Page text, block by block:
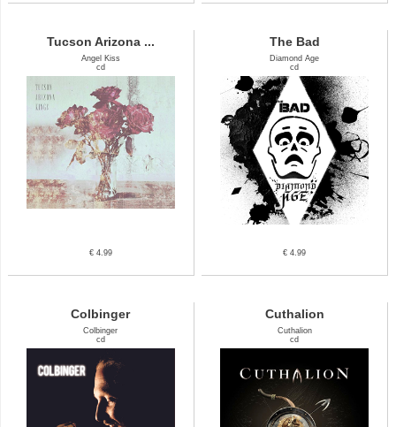
Tucson Arizona ...
Angel Kiss
cd
€ 4.99
The Bad
Diamond Age
cd
€ 4.99
Colbinger
Colbinger
cd
Cuthalion
Cuthalion
cd